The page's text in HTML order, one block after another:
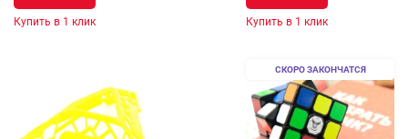
Купить в 1 клик Купить в 1 клик
СКОРО ЗАКОНЧАТСЯ